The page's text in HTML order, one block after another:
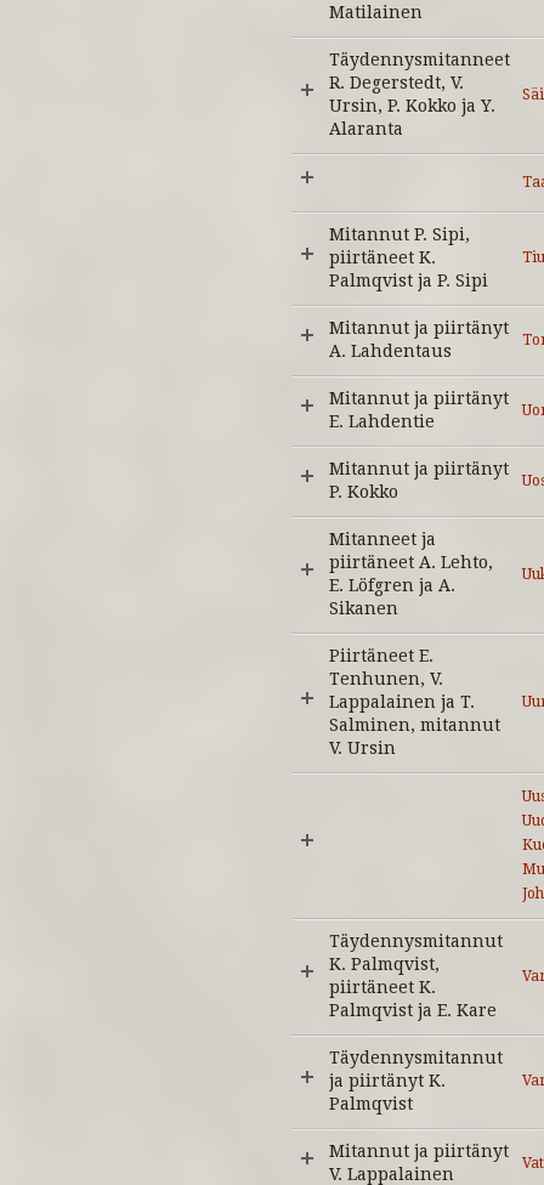
Matilainen
Täydennysmitanneet
R. Degerstedt, V.
Ursin, P. Kokko ja Y.
Alaranta
Mitannut P. Sipi,
piirtäneet K.
Palmqvist ja P. Sipi
Mitannut ja piirtänyt
A. Lahdentaus
Mitannut ja piirtänyt
E. Lahdentie
Mitannut ja piirtänyt
P. Kokko
Mitanneet ja
piirtäneet A. Lehto,
E. Löfgren ja A.
Sikanen
Piirtäneet E.
Tenhunen, V.
Lappalainen ja T.
Salminen, mitannut
V. Ursin
Täydennysmitannut
K. Palmqvist,
piirtäneet K.
Palmqvist ja E. Kare
Täydennysmitannut
ja piirtänyt K.
Palmqvist
Mitannut ja piirtänyt
V. Lappalainen